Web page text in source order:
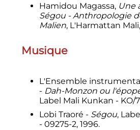
Hamidou Magassa, Une
Ségou - Anthropologie
Malien, L'Harmattan Mali,
Musique
L'Ensemble
- Dah-Monzon ou
Label Mali Kunkan - KO/
Lobi Traoré - Ségou,
- 09275-2, 1996.